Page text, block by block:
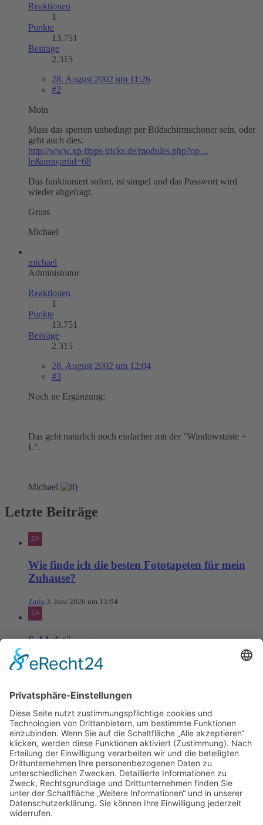
Reaktionen
1
Punkte
13.751
Beiträge
2.315
28. August 2002 um 11:26
#2
Moin
Muss das sperren unbedingt per Bildschirmschoner sein, oder
geht auch dies.
http://www.xp-tipps-tricks.de/modules.php?op…
le&amp;artid=68
Das funktioniert sofort, ist simpel und das Passwort wird
wieder abgefragt.
Gruss
Michael
michael
Administrator
Reaktionen
1
Punkte
13.751
Beiträge
2.315
28. August 2002 um 12:04
#3
Noch ne Ergänzung:
Das geht natürlich noch einfacher mit der "Windowstaste +
L".
Michael
Letzte Beiträge
Wie finde ich die besten Fototapeten für mein
Zuhause?
Zaria 3. Juni 2026 um 13:04
Schlafstörungen
Zaria 3. Juni 2026 um 13:03
Ms word to PDF
Manuellsen 28. Mai 2026 um 10:31
Künstliche Intelligenz in der
Plattformentwicklung
MasonOgden 24. August 2025 um 10:58